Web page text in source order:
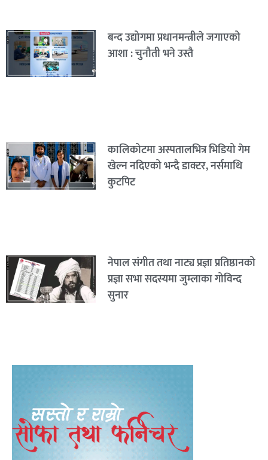
बन्द उद्योगमा प्रधानमन्त्रीले जगाएको
आशा : चुनौती भने उस्तै
कालिकोटमा अस्पतालभित्र भिडियो गेम
खेल्न नदिएको भन्दै डाक्टर, नर्समाथि
कुटपिट
नेपाल संगीत तथा नाट्य प्रज्ञा प्रतिष्ठानको
प्रज्ञा सभा सदस्यमा जुम्लाका गोविन्द
सुनार